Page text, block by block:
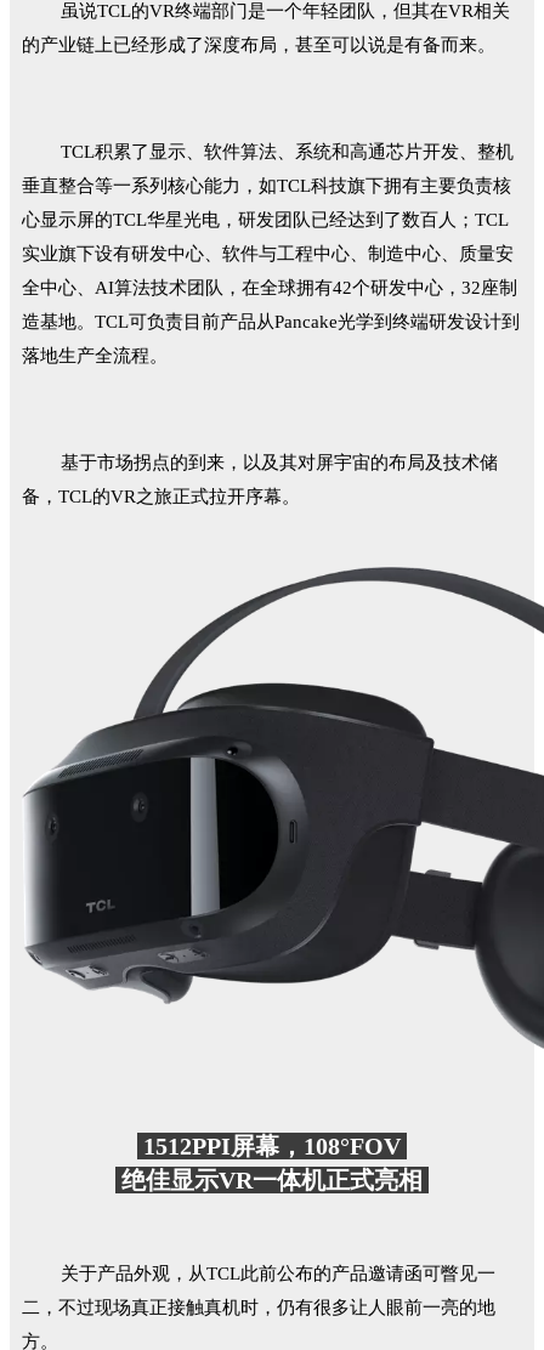
虽说TCL的VR终端部门是一个年轻团队，但其在VR相关
的产业链上已经形成了深度布局，甚至可以说是有备而来。
TCL积累了显示、软件算法、系统和高通芯片开发、整机
垂直整合等一系列核心能力，如TCL科技旗下拥有主要负责核
心显示屏的TCL华星光电，研发团队已经达到了数百人；TCL
实业旗下设有研发中心、软件与工程中心、制造中心、质量安
全中心、AI算法技术团队，在全球拥有42个研发中心，32座制
造基地。TCL可负责目前产品从Pancake光学到终端研发设计到
落地生产全流程。
基于市场拐点的到来，以及其对屏宇宙的布局及技术储
备，TCL的VR之旅正式拉开序幕。
1512PPI屏幕，108°FOV
绝佳显示VR一体机正式亮相
关于产品外观，从TCL此前公布的产品邀请函可瞥见一
二，不过现场真正接触真机时，仍有很多让人眼前一亮的地
方。